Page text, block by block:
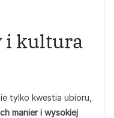
i kultura
tylko kwestia ubioru,
manier i wysokiej